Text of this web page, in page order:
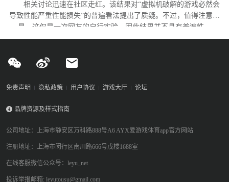
相关讨论迅速在社区走红。该结果对“虚拟机破解的游戏必然会
导致性能严重性能损失”的普遍看法提出了质疑。不过，值得注意的
是，这仅是一次网友的自行实验，因此结果并不具有普遍性。
免责声明 隐私政策 用户协议 游戏大厅 论坛
品牌资源及样式指南
公司地址：上海市静安区万科路888号A6 AYX爱游戏体育app官方网站
注册地址：上海市闵行区南川路666号戊楼1688室
在线客服微信公众号：leyu_net
投诉举报邮箱: leyutousu@gmail.com